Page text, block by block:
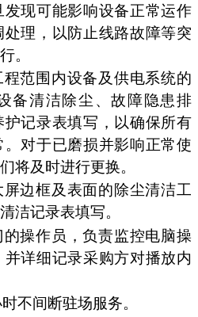
现可能影响设备正常运作
理，以防止线路故障等突
。
范围内设备及供电系统的
备清洁除尘、故障隐患排
记录表填写，以确保所有
对于已磨损并影响正常使
将及时进行更换。
边框及表面的除尘清洁工
洁记录表填写。
操作员，负责监控电脑操
详细记录采购方对播放内
不间断驻场服务。